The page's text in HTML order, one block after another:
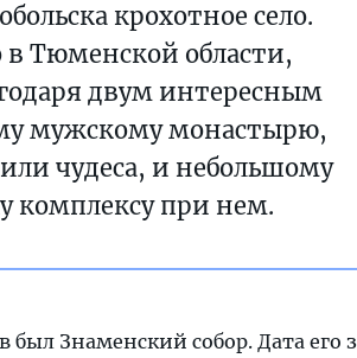
крохотное село.
в Тюменской области,
двум интересным
мужскому монастырю,
чудеса, и небольшому
комплексу при нем.
Знаменский собор. Дата его